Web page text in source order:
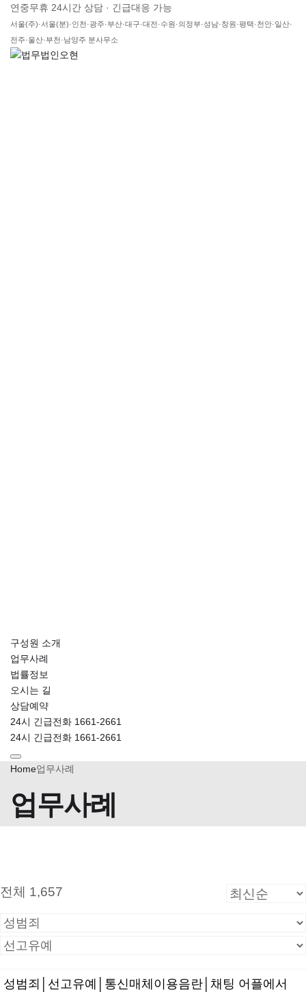
연중무휴 24시간 상담 · 긴급대응 가능
서울(주)·서울(분)·인천·광주·부산·대구·대전·수원·의정부·성남·창원·평택·천안·일산·
전주·울산·부천·남양주 분사무소
구성원 소개
업무사례
법률정보
오시는 길
상담예약
24시 긴급전화 1661-2661
24시 긴급전화 1661-2661
Home업무사례
업무사례
전체 1,657
성범죄│선고유예│통신매체이용음란│채팅 어플에서